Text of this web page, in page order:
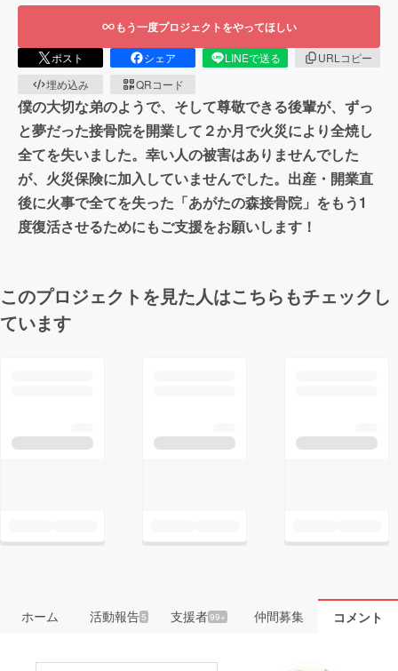
もう一度プロジェクトをやってほしい
ポスト シェア LINEで送る
URLコピー
埋め込み
QRコード
僕の大切な弟のようで、そして尊敬できる後輩が、ずっ
と夢だった接骨院を開業して２か月で火災により全焼し
全てを失いました。幸い人の被害はありませんでした
が、火災保険に加入していませんでした。出産・開業直
後に火事で全てを失った「あがたの森接骨院」をもう1
度復活させるためにもご支援をお願いします！
このプロジェクトを見た人はこちらもチェックし
ています
ホーム 活動報告5 支援者99+ 仲間募集 コメント